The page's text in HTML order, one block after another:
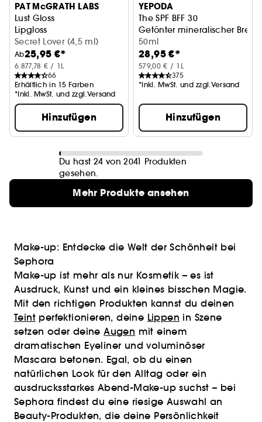
PAT McGRATH LABS
Lust Gloss
Lipgloss
Secret Lover (4,5 ml)
Ab25,95 €*
6.877,78 € / 1L
66
Erhältlich in 15 Farben
*Inkl. MwSt. und zzgl.Versand
Hinzufügen
YEPODA
The SPF BFF 30
Getönter mineralischer
50ml
28,95 €*
579,00 € / 1L
375
*Inkl. MwSt. und zzgl.Versand
Hinzufügen
Du hast 24 von 2041 Produkten
gesehen.
Mehr Produkte ansehen
Make-up: Entdecke die Welt der Schönheit bei
Sephora
Make-up ist mehr als nur Kosmetik – es ist
Ausdruck, Kunst und ein kleines bisschen Magie.
Mit den richtigen Produkten kannst du deinen
Teint perfektionieren, deine Lippen in Szene
setzen oder deineAugen mit einem
dramatischen Eyeliner und voluminöser
Mascara betonen. Egal, ob du einen
natürlichen Look für den Alltag oder ein
ausdrucksstarkes Abend-Make-up suchst – bei
Sephora findest du eine riesige Auswahl an
Beauty-Produkten, die deine Persönlichkeit